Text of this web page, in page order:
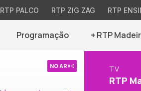
RTP PALCO RTP ZIG ZAG RTP
Programação + RTP
NO AR TV
RTP